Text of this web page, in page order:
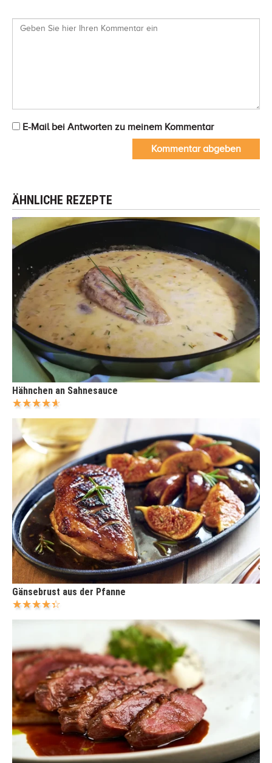
E-Mail bei Antworten zu meinem Kommentar
Kommentar abgeben
ÄHNLICHE REZEPTE
Hähnchen an Sahnesauce
Gänsebrust aus der Pfanne